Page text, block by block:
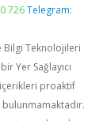
726 Telegram:
Bilgi Teknolojileri
Yer Sağlayıcı
proaktif